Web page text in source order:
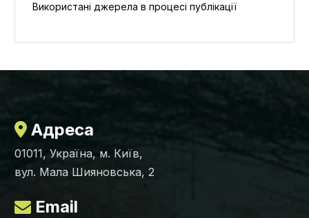
Використані джерела в процесі публікації
Адреса
01011, Україна, м. Київ,
вул. Мала Шияновська, 2
Email